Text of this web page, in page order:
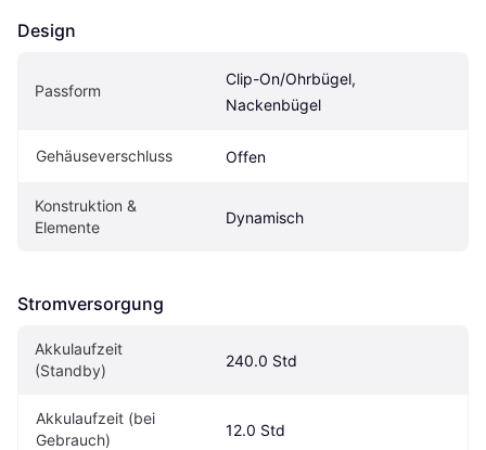
Design
Passform
Clip-On/Ohrbügel,
Nackenbügel
Gehäuseverschluss Offen
Konstruktion &
Elemente
Dynamisch
Stromversorgung
Akkulaufzeit
(Standby)
240.0 Std
Akkulaufzeit (bei
Gebrauch)
12.0 Std